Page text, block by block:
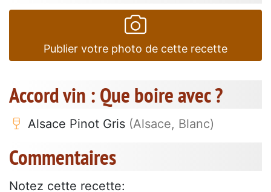
Publier votre photo de cette recette
Accord vin : Que boire avec ?
Alsace Pinot Gris (Alsace, Blanc)
Commentaires
Notez cette recette: